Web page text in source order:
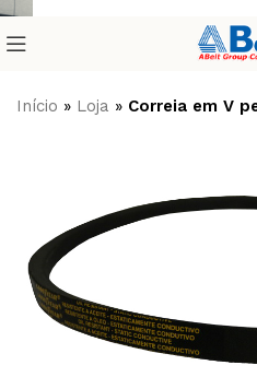
Início » Loja » Correia em V